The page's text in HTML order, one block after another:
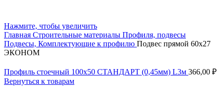
Нажмите, чтобы увеличить
Главная Строительные материалы Профиля, подвесы
Подвесы, Комплектующие к профилю Подвес прямой 60х27
ЭКОНОМ
Профиль стоечный 100х50 СТАНДАРТ (0,45мм) L3м 366,00 ₽
Вернуться к товарам